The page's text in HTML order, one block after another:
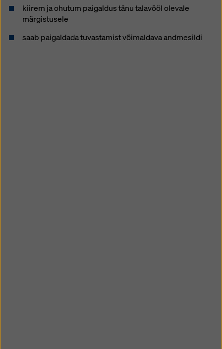
kiirem ja ohutum paigaldus tänu talavööl olevale
märgistusele
saab paigaldada tuvastamist võimaldava andmesildi